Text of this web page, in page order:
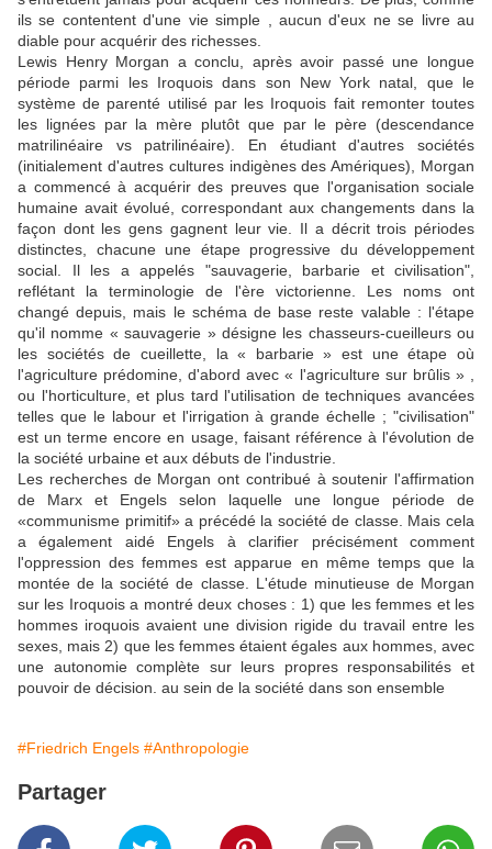
ils se contentent d'une vie simple , aucun d'eux ne se livre au
diable pour acquérir des richesses.
Lewis Henry Morgan a conclu, après avoir passé une longue
période parmi les Iroquois dans son New York natal, que le
système de parenté utilisé par les Iroquois fait remonter toutes
les lignées par la mère plutôt que par le père (descendance
matrilinéaire vs patrilinéaire). En étudiant d'autres sociétés
(initialement d'autres cultures indigènes des Amériques), Morgan
a commencé à acquérir des preuves que l'organisation sociale
humaine avait évolué, correspondant aux changements dans la
façon dont les gens gagnent leur vie. Il a décrit trois périodes
distinctes, chacune une étape progressive du développement
social. Il les a appelés "sauvagerie, barbarie et civilisation",
reflétant la terminologie de l'ère victorienne. Les noms ont
changé depuis, mais le schéma de base reste valable : l'étape
qu'il nomme « sauvagerie » désigne les chasseurs-cueilleurs ou
les sociétés de cueillette, la « barbarie » est une étape où
l'agriculture prédomine, d'abord avec « l'agriculture sur brûlis » ,
ou l'horticulture, et plus tard l'utilisation de techniques avancées
telles que le labour et l'irrigation à grande échelle ; "civilisation"
est un terme encore en usage, faisant référence à l'évolution de
la société urbaine et aux débuts de l'industrie.
Les recherches de Morgan ont contribué à soutenir l'affirmation
de Marx et Engels selon laquelle une longue période de
«communisme primitif» a précédé la société de classe. Mais cela
a également aidé Engels à clarifier précisément comment
l'oppression des femmes est apparue en même temps que la
montée de la société de classe. L'étude minutieuse de Morgan
sur les Iroquois a montré deux choses : 1) que les femmes et les
hommes iroquois avaient une division rigide du travail entre les
sexes, mais 2) que les femmes étaient égales aux hommes, avec
une autonomie complète sur leurs propres responsabilités et
pouvoir de décision. au sein de la société dans son ensemble
#Friedrich Engels #Anthropologie
Partager